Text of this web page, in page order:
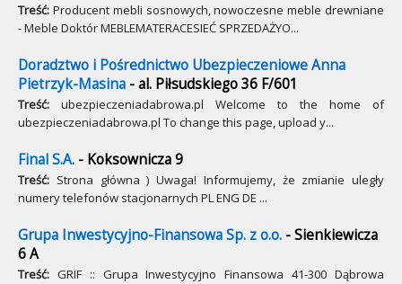
Treść: Producent mebli sosnowych, nowoczesne meble drewniane
- Meble Doktór MEBLEMATERACESIEĆ SPRZEDAŻYO...
Doradztwo i Pośrednictwo Ubezpieczeniowe Anna
Pietrzyk-Masina - al. Piłsudskiego 36 F/601
Treść: ubezpieczeniadabrowa.pl Welcome to the home of
ubezpieczeniadabrowa.pl To change this page, upload y...
Final S.A. - Koksownicza 9
Treść: Strona główna ) Uwaga! Informujemy, że zmianie uległy
numery telefonów stacjonarnych PL ENG DE ...
Grupa Inwestycyjno-Finansowa Sp. z o.o. - Sienkiewicza
6 A
Treść: GRIF :: Grupa Inwestycyjno Finansowa 41-300 Dąbrowa